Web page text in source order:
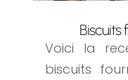
Biscuits
Voici la
biscuits